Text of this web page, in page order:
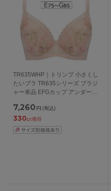
TR635WHP｜トリンプ 小さくし
たいブラ TR635シリーズ ブラジ
ャー単品 EFGカップ アンダー
7,260 円 (税込)
330pt獲得